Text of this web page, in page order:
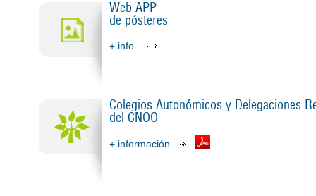
Web APP
de pósteres
+ info
Colegios Autonómicos y Delegaciones
del CNOO
+ información